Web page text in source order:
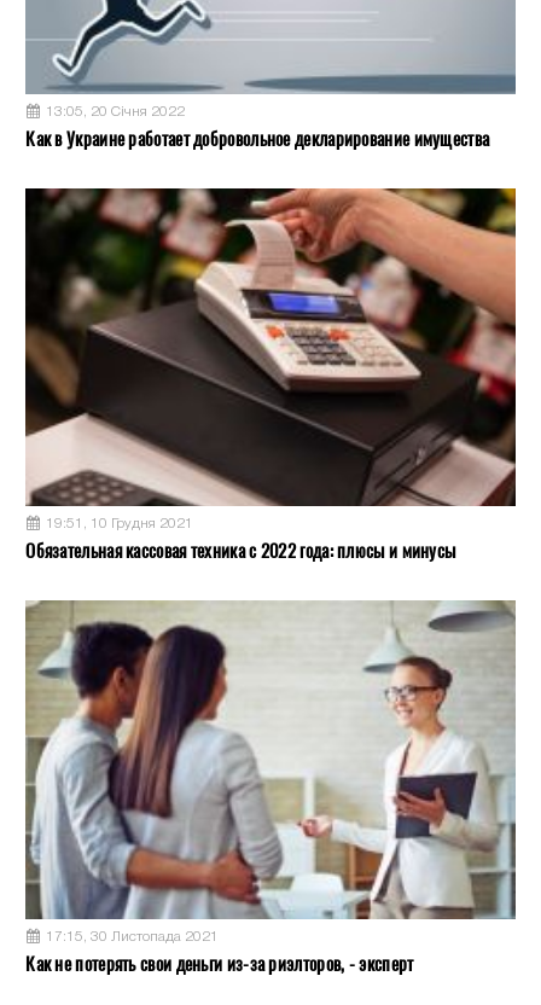
13:05, 20 Січня 2022
Как в Украине работает добровольное декларирование имущества
19:51, 10 Грудня 2021
Обязательная кассовая техника с 2022 года: плюсы и минусы
17:15, 30 Листопада 2021
Как не потерять свои деньги из-за риэлторов, - эксперт